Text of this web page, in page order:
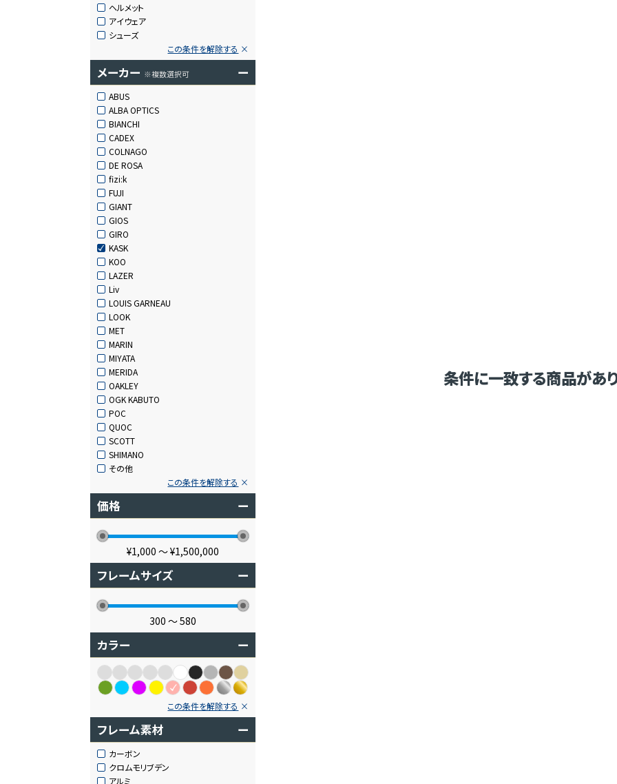
ヘルメット
アイウェア
シューズ
この条件を解除する
メーカー ※複数選択可 ー
ABUS
ALBA OPTICS
BIANCHI
CADEX
COLNAGO
DE ROSA
fizi:k
FUJI
GIANT
GIOS
GIRO
KASK
KOO
LAZER
Liv
LOUIS GARNEAU
LOOK
MET
MARIN
MIYATA
MERIDA
OAKLEY
OGK KABUTO
POC
QUOC
SCOTT
SHIMANO
その他
この条件を解除する
価格 ー
¥1,000 〜¥1,500,000
フレームサイズ ー
300 〜580
カラー ー
この条件を解除する
フレーム素材 ー
カーボン
クロムモリブデン
アルミ
条件に一致する商品があ